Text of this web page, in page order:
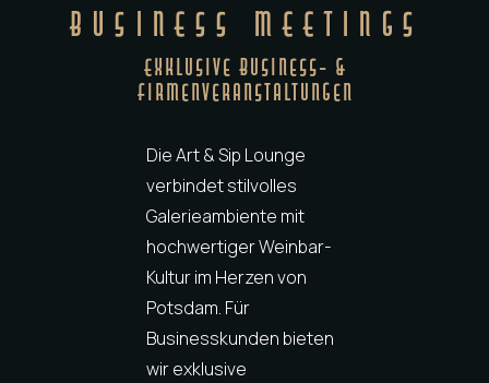
BUSINESS MEETINGS
Exklusive Business- &
Firmenveranstaltungen
Die Art & Sip Lounge
verbindet stilvolles
Galerieambiente mit
hochwertiger Weinbar-
Kultur im Herzen von
Potsdam. Für
Businesskunden bieten
wir exklusive